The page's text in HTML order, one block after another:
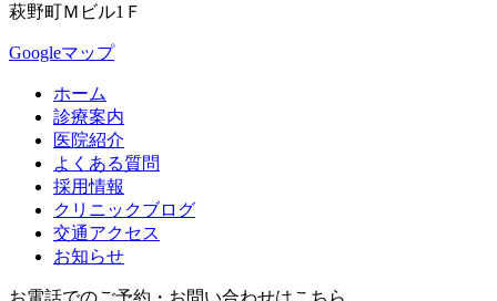
萩野町Ｍビル1Ｆ
Googleマップ
ホーム
診療案内
医院紹介
よくある質問
採用情報
クリニックブログ
交通アクセス
お知らせ
お電話でのご予約・お問い合わせはこちら